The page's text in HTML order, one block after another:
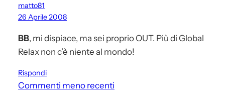
matto81
26 Aprile 2008
BB, mi dispiace, ma sei proprio OUT. Più di Global
Relax non c’è niente al mondo!
Rispondi
Commenti meno recenti